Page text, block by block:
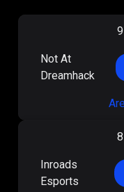
Not At
Dreamhack
Inroads
Esports